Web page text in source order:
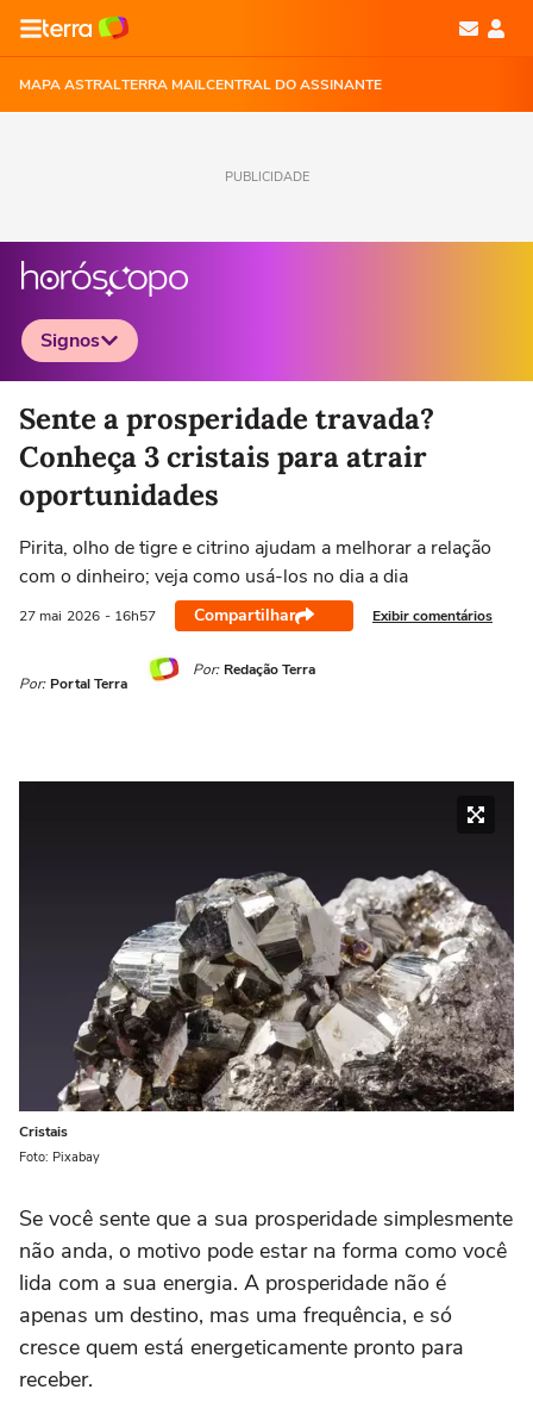
MAPA ASTRALTERRA MAILCENTRAL DO ASSINANTE
PUBLICIDADE
Signos
Selecione o signo para ver as notícias
Áries
21/03 a 20/04
Touro
21/04 a 20/05 21/05 a 20/06 21/06 a 21/07
Sente a prosperidade travada?
Conheça 3 cristais para atrair
oportunidades
Pirita, olho de tigre e citrino ajudam a melhorar a relação
com o dinheiro; veja como usá-los no dia a dia
27 mai 2026 - 16h57 Compartilhar Exibir comentários
Por: Portal Terra
Por: Redação Terra
Cristais
Foto: Pixabay
Se você sente que a sua prosperidade simplesmente
não anda, o motivo pode estar na forma como você
lida com a sua energia. A prosperidade não é
apenas um destino, mas uma frequência, e só
cresce quem está energeticamente pronto para
receber.